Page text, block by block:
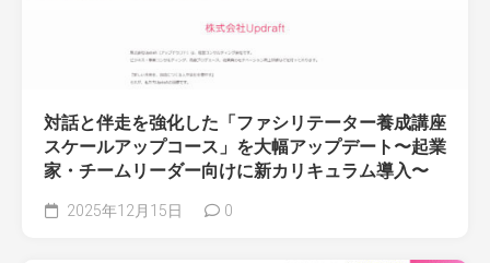
対話と伴走を強化した「ファシリテーター養成講座
スケールアップコース」を大幅アップデート〜起業
家・チームリーダー向けに新カリキュラム導入〜
2025年12月15日 0